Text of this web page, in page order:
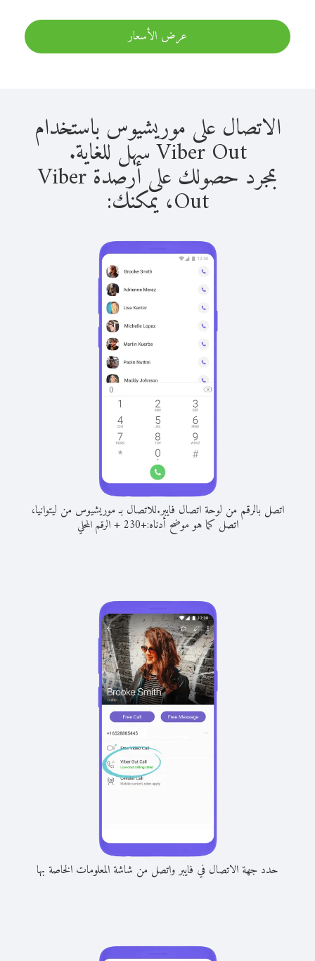
عرض الأسعار
الاتصال على موريشيوس باستخدام
Viber Out سهل للغاية.
بمجرد حصولك على أرصدة Viber
Out، يمكنك:
اتصل بالرقم من لوحة اتصال فايبر.للاتصال بـ موريشيوس من ليتوانيا،
اتصل كما هو موضح أدناه:+
230
+الرقم المحلي
حدد جهة الاتصال في فايبر واتصل من شاشة المعلومات الخاصة بها